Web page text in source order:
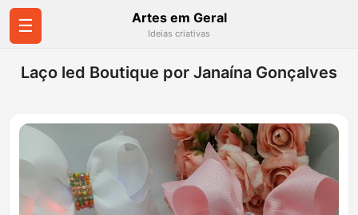
☰ Artes em Geral
Ideias criativas
Laço led Boutique por Janaína Gonçalves